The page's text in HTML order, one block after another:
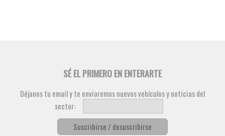
SÉ EL PRIMERO EN ENTERARTE
Déjanos tu email y te enviaremos nuevos vehículos y noticias del
sector:
Suscribirse / desuscribirse